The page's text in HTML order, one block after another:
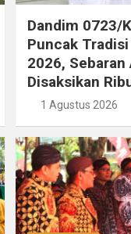
Dandim 0723/
Puncak Tradisi
2026, Sebaran
Disaksikan
1 Agustus 2026